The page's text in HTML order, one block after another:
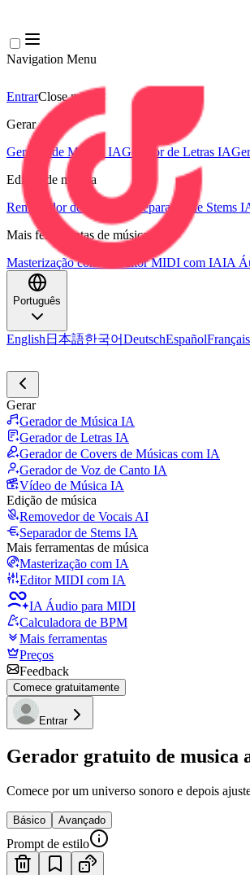
Navigation Menu
EntrarClose menu
×
Gerar
Gerador de Música IAGerador de Letras IA
Edição de música
Removedor de Vocais AI
Separador de Stems
Mais ferramentas de música
Masterização com IA
Editor MIDI com IAIA
Português
English 日本語한국어DeutschEspañolFrançais
Gerar
Gerador de Música IA
Gerador de Letras IA
Gerador de Covers de Músicas com IA
Gerador de Voz de Canto IA
Vídeo de Música IA
Edição de música
Removedor de Vocais AI
Separador de Stems IA
Mais ferramentas de música
Masterização com IA
Editor MIDI com IA
IA Áudio para MIDI
Calculadora de BPM
Mais ferramentas
Preços
Feedback
Comece gratuitamente
Entrar
Gerador gratuito de musica
Comece por um universo sonoro e depois
Básico Avançado
Prompt de estilo